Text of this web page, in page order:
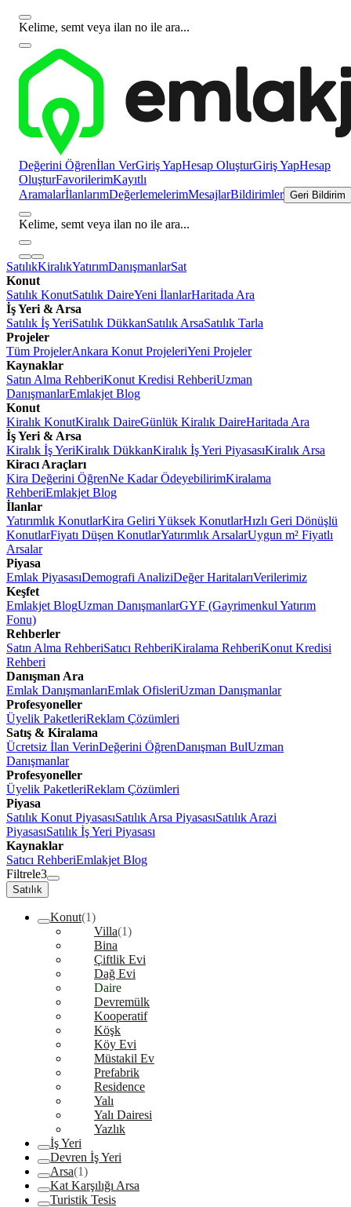
Kelime, semt veya ilan no ile ara...
Değerini Öğrenİlan VerGiriş YapHesap OluşturGiriş YapHesap
OluşturFavorilerimKayıtlı
AramalarİlanlarımDeğerlemelerimMesajlarBildirimler Geri Bildirim
Kelime, semt veya ilan no ile ara...
SatılıkKiralıkYatırımDanışmanlarSat
Konut
Satılık KonutSatılık DaireYeni İlanlarHaritada Ara
İş Yeri & Arsa
Satılık İş YeriSatılık DükkanSatılık ArsaSatılık Tarla
Projeler
Tüm ProjelerAnkara Konut ProjeleriYeni Projeler
Kaynaklar
Satın Alma RehberiKonut Kredisi RehberiUzman
DanışmanlarEmlakjet Blog
Konut
Kiralık KonutKiralık DaireGünlük Kiralık DaireHaritada Ara
İş Yeri & Arsa
Kiralık İş YeriKiralık DükkanKiralık İş Yeri PiyasasıKiralık Arsa
Kiracı Araçları
Kira Değerini ÖğrenNe Kadar ÖdeyebilirimKiralama
RehberiEmlakjet Blog
İlanlar
Yatırımlık KonutlarKira Geliri Yüksek KonutlarHızlı Geri Dönüşlü
KonutlarFiyatı Düşen KonutlarYatırımlık ArsalarUygun m² Fiyatlı
Arsalar
Piyasa
Emlak PiyasasıDemografi AnaliziDeğer HaritalarıVerilerimiz
Keşfet
Emlakjet BlogUzman DanışmanlarGYF (Gayrimenkul Yatırım
Fonu)
Rehberler
Satın Alma RehberiSatıcı RehberiKiralama RehberiKonut Kredisi
Rehberi
Danışman Ara
Emlak DanışmanlarıEmlak OfisleriUzman Danışmanlar
Profesyoneller
Üyelik PaketleriReklam Çözümleri
Satış & Kiralama
Ücretsiz İlan VerinDeğerini ÖğrenDanışman BulUzman
Danışmanlar
Profesyoneller
Üyelik PaketleriReklam Çözümleri
Piyasa
Satılık Konut PiyasasıSatılık Arsa PiyasasıSatılık Arazi
PiyasasıSatılık İş Yeri Piyasası
Kaynaklar
Satıcı RehberiEmlakjet Blog
Filtrele3
Satılık
Konut(1)
Villa(1)
Bina
Çiftlik Evi
Dağ Evi
Daire
Devremülk
Kooperatif
Köşk
Köy Evi
Müstakil Ev
Prefabrik
Residence
Yalı
Yalı Dairesi
Yazlık
İş Yeri
Devren İş Yeri
Arsa(1)
Kat Karşılığı Arsa
Turistik Tesis